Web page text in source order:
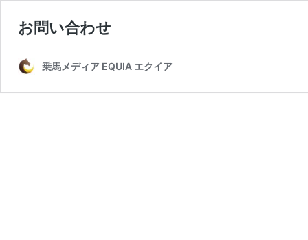
お問い合わせ
乗馬メディア EQUIA エクイア